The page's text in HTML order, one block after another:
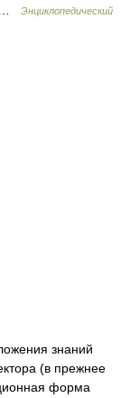
…
Энциклопедический
знаний
(в прежнее
форма